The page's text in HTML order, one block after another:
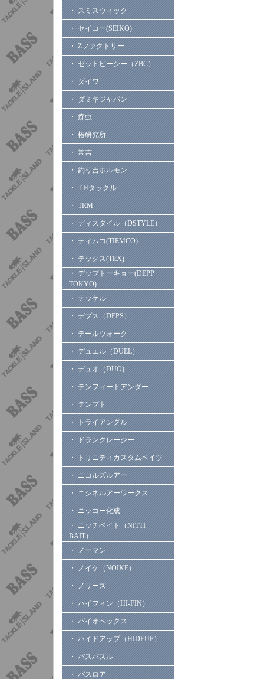
・ スミスウィック
・ セイコー(SEIKO)
・ Zファクトリー
・ ゼットビーシー（ZBC）
・ ダイワ
・ ダミキジャパン
・ 痴虫
・ 椿研究所
・ 常吉
・ 釣り吉ホルモン
・ T.Hタックル
・ TRM
・ ディスタイル（DSTYLE）
・ ティムコ(TIEMCO)
・ テックス(TEX)
・ デップトーキョー(DEPP
TOKYO)
・ テッケル
・ デプス（DEPS）
・ テールウォーク
・ デュエル（DUEL）
・ デュオ（DUO)
・ テンフィートアンダー
・ テンプト
・ トライアングル
・ ドランクレージー
・ トリニティカスタムベイツ
・ ニコルズルアー
・ ニシネルアーワークス
・ ニッコー化成
・ ニッチベイト（NITTI
BAIT）
・ ノーマン
・ ノイケ（NOIKE）
・ ノリーズ
・ ハイフィン（HI-FIN）
・ バイオベックス
・ ハイドアップ（HIDEUP）
・ バスパズル
・ バスロア